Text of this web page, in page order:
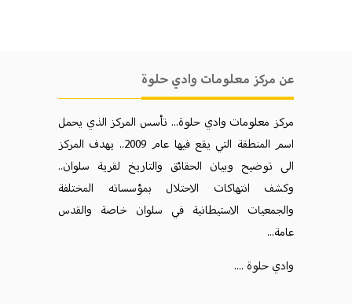
عن مركز معلومات وادي حلوة
مركز معلومات وادي حلوة... تأسس المركز الذي يحمل
اسم المنطقة التي يقع فيها عام 2009.. يهدف المركز
الی توضيح وبيان الحقائق والتاريخ لقرية سلوان..
وكشف انتهاكات الاحتلال بمؤسساته المختلفة
والجمعيات الاستيطانية في سلوان خاصة والقدس
عامة...
وادي حلوة ....